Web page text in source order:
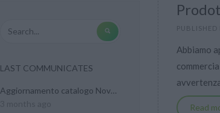
LAST COMMUNICATES
Aggiornamento catalogo Novel...
PUBLISHED
Abbiamo
Read